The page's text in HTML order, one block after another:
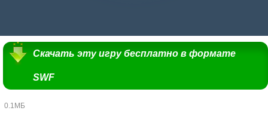
Скачать эту игру бесплатно в формате
SWF
0.1МБ